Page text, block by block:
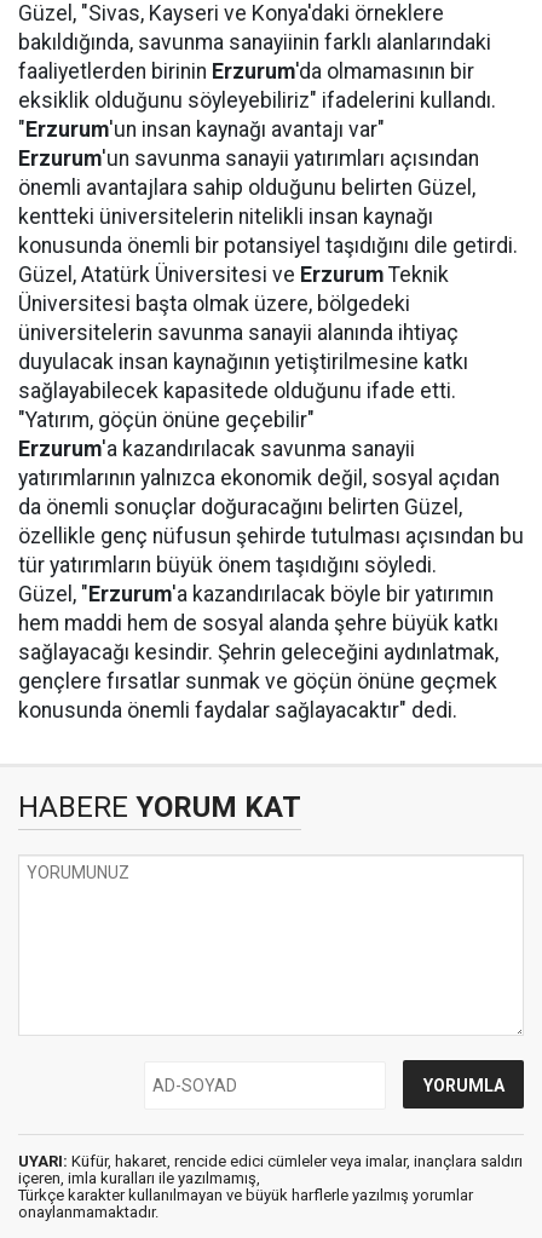
Güzel, "Sivas, Kayseri ve Konya'daki örneklere
bakıldığında, savunma sanayiinin farklı alanlarındaki
faaliyetlerden birinin Erzurum'da olmamasının bir
eksiklik olduğunu söyleyebiliriz" ifadelerini kullandı.
" Erzurum'un insan kaynağı avantajı var"
Erzurum'un savunma sanayii yatırımları açısından
önemli avantajlara sahip olduğunu belirten Güzel,
kentteki üniversitelerin nitelikli insan kaynağı
konusunda önemli bir potansiyel taşıdığını dile getirdi.
Güzel, Atatürk Üniversitesi ve Erzurum Teknik
Üniversitesi başta olmak üzere, bölgedeki
üniversitelerin savunma sanayii alanında ihtiyaç
duyulacak insan kaynağının yetiştirilmesine katkı
sağlayabilecek kapasitede olduğunu ifade etti.
"Yatırım, göçün önüne geçebilir"
Erzurum'a kazandırılacak savunma sanayii
yatırımlarının yalnızca ekonomik değil, sosyal açıdan
da önemli sonuçlar doğuracağını belirten Güzel,
özellikle genç nüfusun şehirde tutulması açısından bu
tür yatırımların büyük önem taşıdığını söyledi.
Güzel, " Erzurum'a kazandırılacak böyle bir yatırımın
hem maddi hem de sosyal alanda şehre büyük katkı
sağlayacağı kesindir. Şehrin geleceğini aydınlatmak,
gençlere fırsatlar sunmak ve göçün önüne geçmek
konusunda önemli faydalar sağlayacaktır" dedi.
HABERE YORUM KAT
UYARI: Küfür, hakaret, rencide edici cümleler veya imalar, inançlara saldırı
içeren, imla kuralları ile yazılmamış,
Türkçe karakter kullanılmayan ve büyük harflerle yazılmış yorumlar
onaylanmamaktadır.